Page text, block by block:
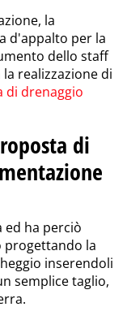
la
d'appalto per la
dello staff
realizzazione di
di drenaggio
di
ed ha perciò
la
inserendoli
semplice taglio,